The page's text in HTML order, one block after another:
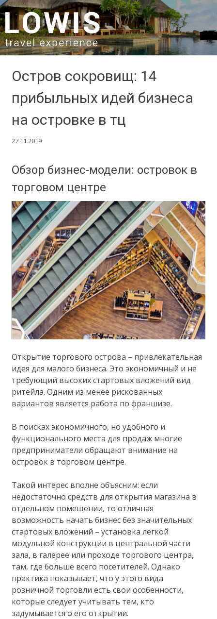
SKIP TO CONTENT
Остров сокровищ: 14
прибыльных идей бизнеса
на островке в тц
27.11.2019
Обзор бизнес-модели: островок в
торговом центре
Открытие торгового острова – привлекательная
идея для малого бизнеса. Это экономичный и не
требующий высоких стартовых вложений вид
ритейла. Одним из менее рискованных
вариантов является работа по франшизе.
В поисках экономичного, но удобного и
функционального места для продаж многие
предприниматели обращают внимание на
островок в торговом центре.
Такой интерес вполне объясним: если
недостаточно средств для открытия магазина в
отдельном помещении, то отличная
возможность начать бизнес без значительных
стартовых вложений – установка легкой
модульной конструкции в центральной части
зала, в галерее или проходе торгового центра,
там, где больше всего посетителей. Однако
практика показывает, что у этого вида
розничной торговли есть свои особенности,
которые следует учитывать тем, кто
задумывается о его открытии.